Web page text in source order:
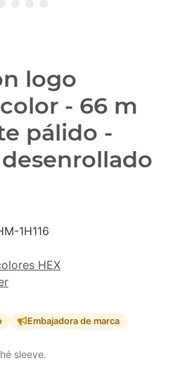
logo
- 66 m
pálido -
1H116
HEX
Embajadora de marca
sleeve.